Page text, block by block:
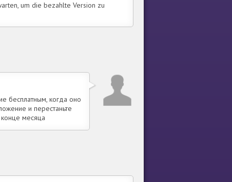
um die bezahlte Version zu
бесплатным, когда оно
и перестаньте
месяца